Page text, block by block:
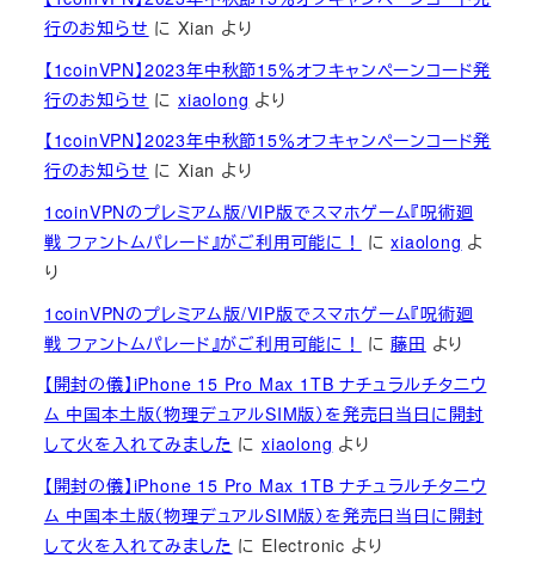
行のお知らせ にXian より
【1coinVPN】2023年中秋節15％オフキャンペーンコード発
行のお知らせ にxiaolong より
【1coinVPN】2023年中秋節15％オフキャンペーンコード発
行のお知らせ にXian より
1coinVPNのプレミアム版/VIP版でスマホゲーム『呪術廻
戦 ファントムパレード』がご利用可能に！
にxiaolong よ
り
1coinVPNのプレミアム版/VIP版でスマホゲーム『呪術廻
戦 ファントムパレード』がご利用可能に！
に藤田 より
【開封の儀】iPhone 15 Pro Max 1TB ナチュラルチタニウ
ム 中国本土版（物理デュアルSIM版）を発売日当日に開封
して火を入れてみました にxiaolong より
【開封の儀】iPhone 15 Pro Max 1TB ナチュラルチタニウ
ム 中国本土版（物理デュアルSIM版）を発売日当日に開封
して火を入れてみました に Electronic より